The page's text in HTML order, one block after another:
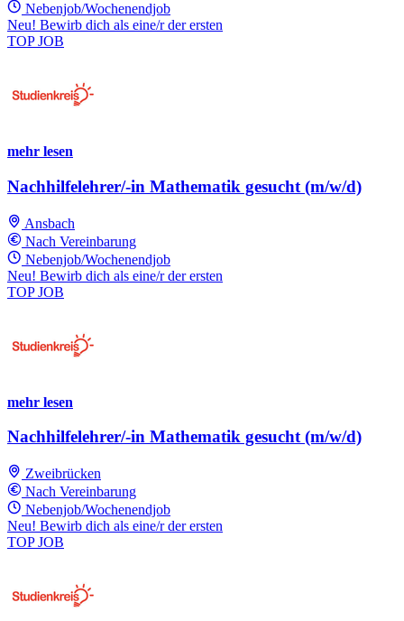
Nebenjob/Wochenendjob
Neu! Bewirb dich als eine/r der ersten
TOP JOB
mehr lesen
Nachhilfelehrer/-in Mathematik gesucht (m/w/d)
Ansbach
Nach Vereinbarung
Nebenjob/Wochenendjob
Neu! Bewirb dich als eine/r der ersten
TOP JOB
mehr lesen
Nachhilfelehrer/-in Mathematik gesucht (m/w/d)
Zweibrücken
Nach Vereinbarung
Nebenjob/Wochenendjob
Neu! Bewirb dich als eine/r der ersten
TOP JOB